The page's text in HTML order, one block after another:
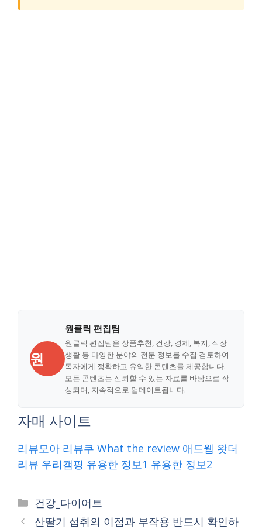
원
원클릭 편집팀
원클릭 편집팀은 상품추천, 건강, 경제, 복지, 직장
생활 등 다양한 분야의 전문 정보를 수집·검토하여
독자에게 정확하고 유익한 콘텐츠를 제공합니다.
모든 콘텐츠는 신뢰할 수 있는 자료를 바탕으로 작
성되며, 지속적으로 업데이트됩니다.
자매 사이트
리뷰모아 리뷰쿠 What the review 애드웹 왓더
리뷰 우리캠핑 유용한 정보1 유용한 정보2
Categories
건강_다이어트
산딸기 섭취의 이점과 부작용 반드시 확인하